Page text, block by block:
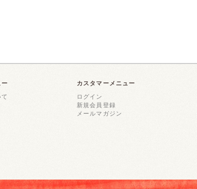
ー カスタマーメニュー
ログイン
新規会員登録
メールマガジン